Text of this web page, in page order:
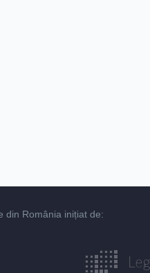
din România inițiat de: